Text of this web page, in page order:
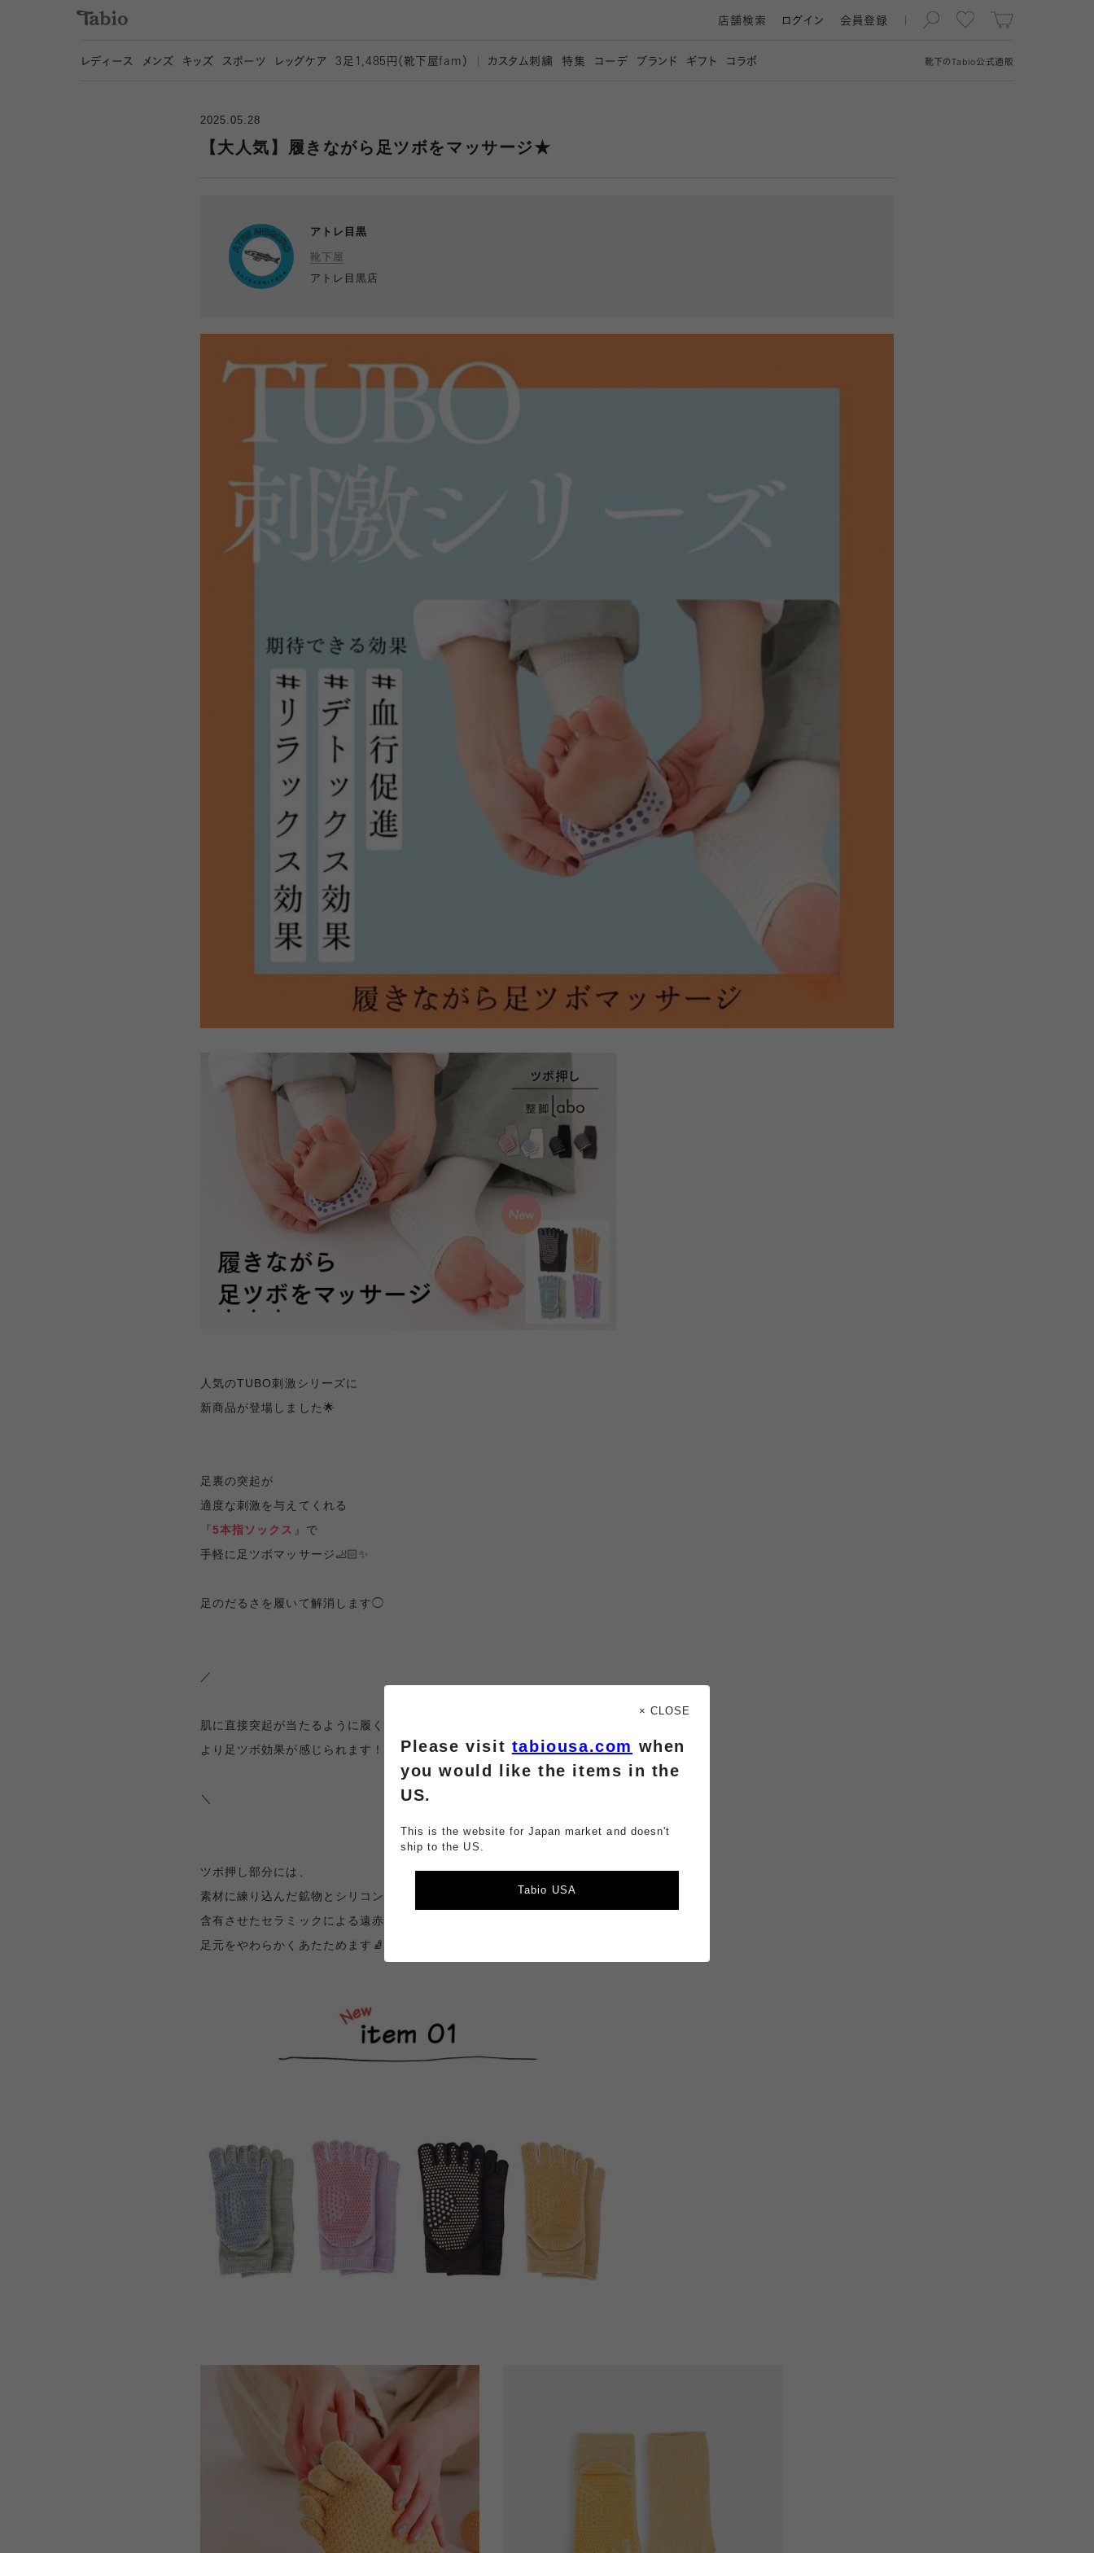
靴下の Tabio公式通販
店舗検索 ログイン 会員登録
レディース メンズ キッズ スポーツ レッグケア 3 足1,485円（靴下屋fam） カスタム刺繍 特集 コーデ ブランド ギフト コラボ
2025.05.28
【大人気】履きながら足ツボをマッサージ★
アトレ目黒
靴下屋
アトレ目黒店
人気のTUBO刺激シリーズに
新商品が登場しました🌟
足裏の突起が
適度な刺激を与えてくれる
『5本指ソックス 』で
手軽に足ツボマッサージ🦶🏻✨️
足のだるさを履いて解消します◯
／
肌に直接突起が当たるように履くと
より足ツボ効果が感じられます！
＼
ツボ押し部分には、
素材に練り込んだ鉱物とシリコン樹脂に
含有させたセラミックによる遠赤効果で
足元をやわらかくあたためます🧦
× CLOSE
Please visit tabiousa.com when
you would like the items in the
US.
This is the website for Japan market and doesn't
ship to the US.
Tabio USA